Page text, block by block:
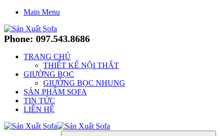
Main Menu
Phone: 097.543.8686
TRANG CHỦ
THIẾT KẾ NỘI THẤT
GIƯỜNG BỌC
GIƯỜNG BỌC NHUNG
SẢN PHẨM SOFA
TIN TỨC
LIÊN HỆ